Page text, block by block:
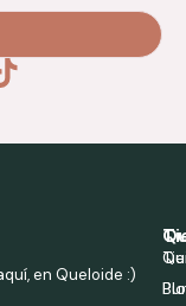
en Queloide :)